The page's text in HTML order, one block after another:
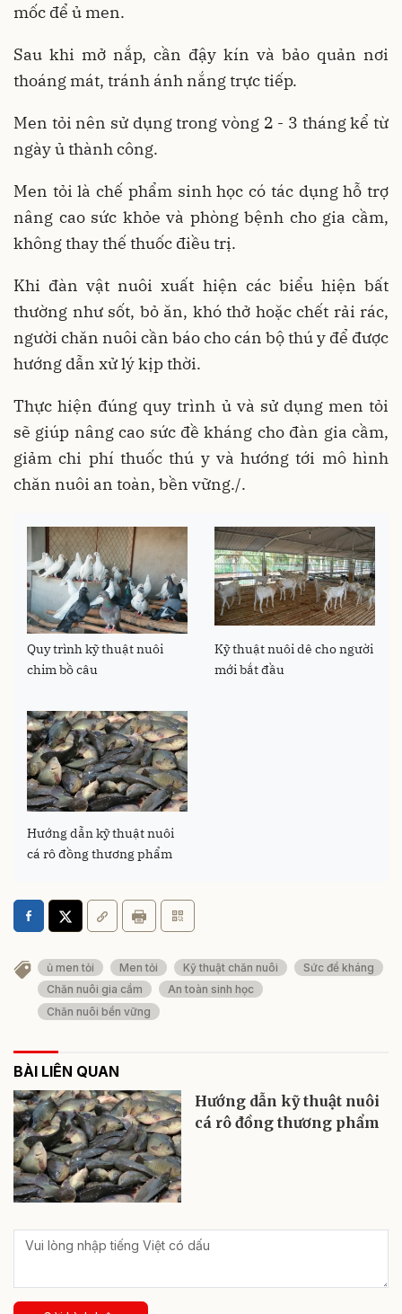
mốc để ủ men.
Sau khi mở nắp, cần đậy kín và bảo quản nơi
thoáng mát, tránh ánh nắng trực tiếp.
Men tỏi nên sử dụng trong vòng 2 - 3 tháng kể từ
ngày ủ thành công.
Men tỏi là chế phẩm sinh học có tác dụng hỗ trợ
nâng cao sức khỏe và phòng bệnh cho gia cầm,
không thay thế thuốc điều trị.
Khi đàn vật nuôi xuất hiện các biểu hiện bất
thường như sốt, bỏ ăn, khó thở hoặc chết rải rác,
người chăn nuôi cần báo cho cán bộ thú y để được
hướng dẫn xử lý kịp thời.
Thực hiện đúng quy trình ủ và sử dụng men tỏi
sẽ giúp nâng cao sức đề kháng cho đàn gia cầm,
giảm chi phí thuốc thú y và hướng tới mô hình
chăn nuôi an toàn, bền vững./.
Quy trình kỹ thuật nuôi
chim bồ câu
Kỹ thuật nuôi dê cho người
mới bắt đầu
Hướng dẫn kỹ thuật nuôi
cá rô đồng thương phẩm
ủ men tỏi Men tỏi Kỹ thuật chăn nuôi
Sức đề kháng
Chăn nuôi gia cầm
An toàn sinh học
Chăn nuôi bền vững
BÀI LIÊN QUAN
Hướng dẫn kỹ thuật nuôi
cá rô đồng thương phẩm